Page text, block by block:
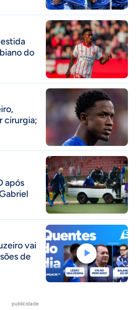
do
cirurgia;
após
vai
de
publicidade